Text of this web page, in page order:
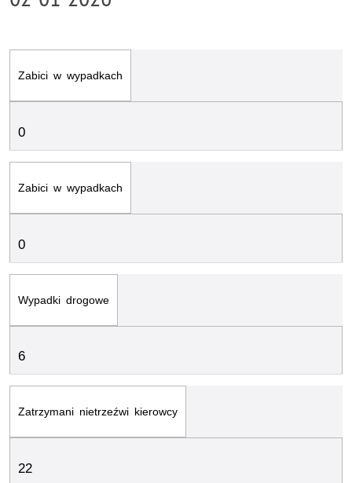
Zabici w wypadkach
0
Zabici w wypadkach
0
Wypadki drogowe
6
Zatrzymani nietrzeźwi kierowcy
22